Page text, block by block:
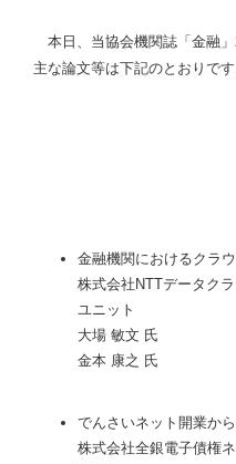
本日、当協会機関誌「金融」
主な論文等は下記のとおりで
金融機関におけるクラ
株式会社NTTデータク
ユニット
大場 敏文 氏
金本 康之 氏
でんさいネット開業か
株式会社全銀電子債権